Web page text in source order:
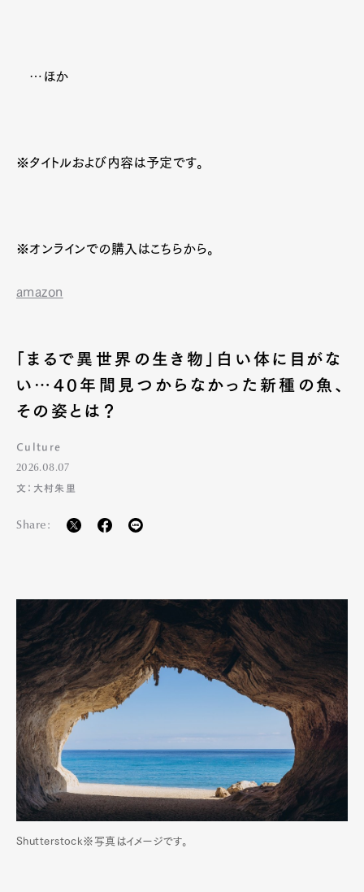
Art&Design
Product
Pen Membership
Magazine
Official Columnist
About
Contact
…ほか
※タイトルおよび内容は予定です。
※オンラインでの購入はこちらから。
amazon
「まるで異世界の生き物」白い体に目がな
い…40年間見つからなかった新種の魚、
その姿とは？
Culture
2026.08.07
文：大村朱里
Share:
Shutterstock※写真はイメージです。